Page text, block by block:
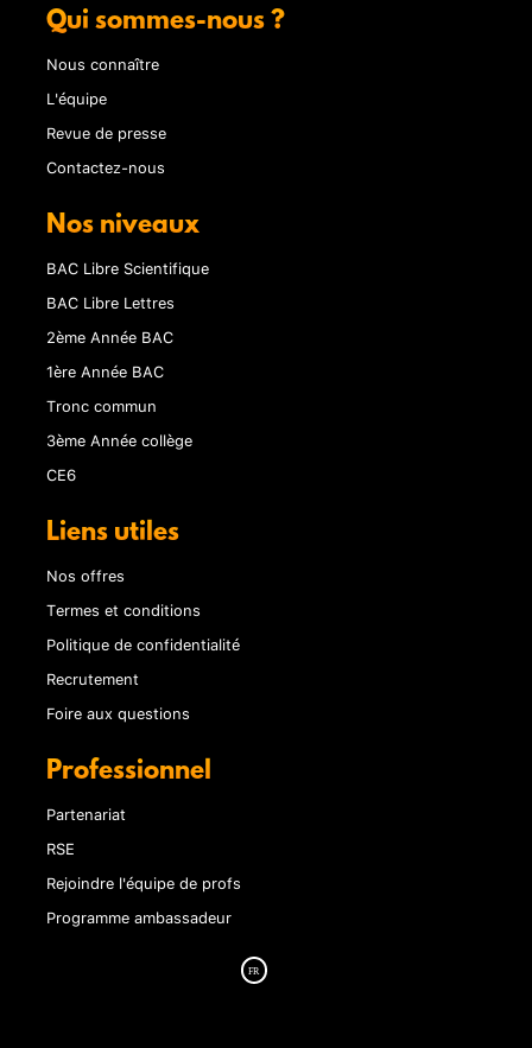
Qui sommes-nous ?
Nous connaître
L'équipe
Revue de presse
Contactez-nous
Nos niveaux
BAC Libre Scientifique
BAC Libre Lettres
2ème Année BAC
1ère Année BAC
Tronc commun
3ème Année collège
CE6
Liens utiles
Nos offres
Termes et conditions
Politique de confidentialité
Recrutement
Foire aux questions
Professionnel
Partenariat
RSE
Rejoindre l'équipe de profs
Programme ambassadeur